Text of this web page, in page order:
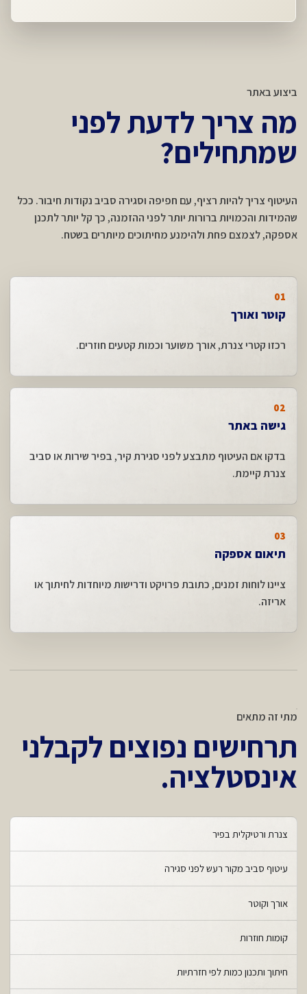
ביצוע באתר
מה צריך לדעת לפני
שמתחילים?
העיטוף צריך להיות רציף, עם חפיפה וסגירה סביב נקודות חיבור. ככל
שהמידות והכמויות ברורות יותר לפני ההזמנה, כך קל יותר לתכנן
אספקה, לצמצם פחת ולהימנע מחיתוכים מיותרים בשטח.
01
קוטר ואורך
רכזו קטרי צנרת, אורך משוער וכמות קטעים חוזרים.
02
גישה באתר
בדקו אם העיטוף מתבצע לפני סגירת קיר, בפיר שירות או סביב
צנרת קיימת.
03
תיאום אספקה
ציינו לוחות זמנים, כתובת פרויקט ודרישות מיוחדות לחיתוך או
אריזה.
מתי זה מתאים
תרחישים נפוצים לקבלני
אינסטלציה.
צנרת ורטיקלית בפיר
עיטוף סביב מקור רעש לפני סגירה
אורך וקוטר
קומות חוזרות
חיתוך ותכנון כמות לפי חזרתיות